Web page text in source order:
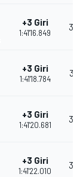
+3 Giri
1:41'16.849
+3 Giri
1:41'18.784
+3 Giri
1:41'20.681
+3 Giri
1:41'22.010